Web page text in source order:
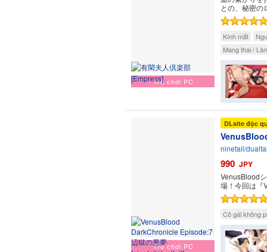
Trò chơi PC
との、秘密
Kính mắt
Mang thai /
Trò chơi PC
DLsite độc
ninetail/
990 JPY
VenusBlood
場！今回は『
Cô gái không